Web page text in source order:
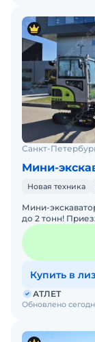
Санкт-
Мини-
Новая техника
Мини-
до 2 тонн!
выпуска.
Купить в
Обновлено
АТЛЕТ